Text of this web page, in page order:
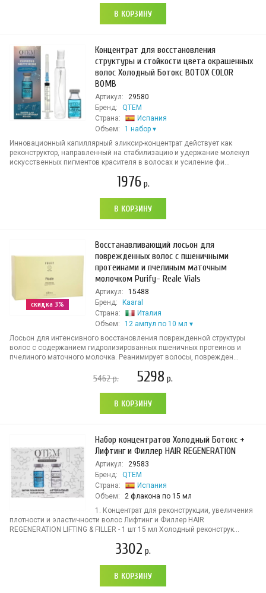
В КОРЗИНУ
Концентрат для восстановления
структуры и стойкости цвета окрашенных
волос Холодный Ботокс BOTOX COLOR
BOMB
Артикул:
29580
Бренд:
QTEM
Страна:
Испания
Объем:
1 набор
Инновационный капиллярный эликсир-концентрат действует как
реконструктор, направленный на стабилизацию и удержание молекул
искусственных пигментов красителя в волосах и усиление фи...
1976р.
В КОРЗИНУ
скидка 3%
Восстанавливающий лосьон для
поврежденных волос с пшеничными
протеинами и пчелиным маточным
молочком Purify- Reale Vials
Артикул:
15488
Бренд:
Kaaral
Страна:
Италия
Объем:
12 ампул по 10 мл
Лосьон для интенсивного восстановления поврежденной структуры
волос с содержанием гидролизированных пшеничных протеинов и
пчелиного маточного молочка. Реанимирует волосы, поврежден...
5462р. 5298 р.
В КОРЗИНУ
Набор концентратов Холодный Ботокс +
Лифтинг и Филлер HAIR REGENERATION
Артикул:
29583
Бренд:
QTEM
Страна:
Испания
Объем:
2 флакона по 15 мл
1. Концентрат для реконструкции, увеличения
плотности и эластичности волос Лифтинг и Филлер HAIR
REGENERATION LIFTING & FILLER - 1 шт 15 мл Холодный реконструк...
3302 р.
В КОРЗИНУ